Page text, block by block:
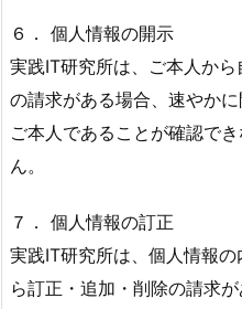
６． 個人情報の開示
実践IT研究所は、ご本人か
の請求がある場合、速やか
ご本人であることが確認で
ん。
７． 個人情報の訂正
実践IT研究所は、個人情報
ら訂正・追加・削除の請求